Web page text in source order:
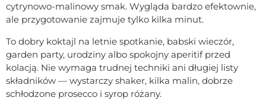
cytrynowo-malinowy smak. Wygląda bardzo efektownie,
ale przygotowanie zajmuje tylko kilka minut.
To dobry koktajl na letnie spotkanie, babski wieczór,
garden party, urodziny albo spokojny aperitif przed
kolacją. Nie wymaga trudnej techniki ani długiej listy
składników — wystarczy shaker, kilka malin, dobrze
schłodzone prosecco i syrop różany.